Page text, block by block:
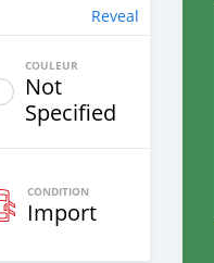
Reveal
COULEUR
Not
Specified
CONDITION
Import